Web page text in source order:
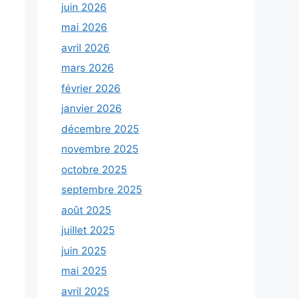
juin 2026
mai 2026
avril 2026
mars 2026
février 2026
janvier 2026
décembre 2025
novembre 2025
octobre 2025
septembre 2025
août 2025
juillet 2025
juin 2025
mai 2025
avril 2025